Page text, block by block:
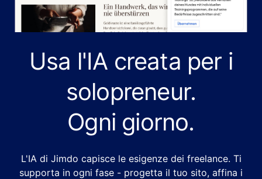
Usa l'IA creata per i
solopreneur.
Ogni giorno.
L'IA di Jimdo capisce le esigenze dei freelance. Ti
supporta in ogni fase - progetta il tuo sito, affina i